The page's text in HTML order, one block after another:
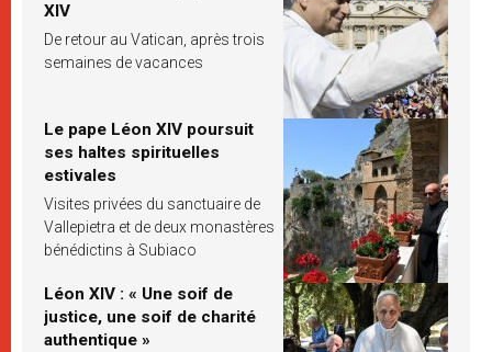
XIV
De retour au Vatican, après trois
semaines de vacances
Le pape Léon XIV poursuit
ses haltes spirituelles
estivales
Visites privées du sanctuaire de
Vallepietra et de deux monastères
bénédictins à Subiaco
Léon XIV : « Une soif de
justice, une soif de charité
authentique »